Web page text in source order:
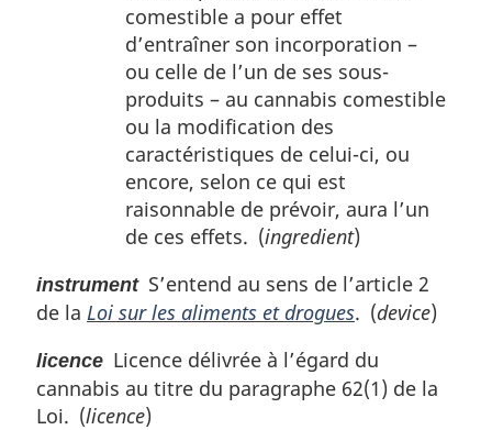
comestible a pour effet
d’entraîner son incorporation –
ou celle de l’un de ses sous-
produits – au cannabis comestible
ou la modification des
caractéristiques de celui-ci, ou
encore, selon ce qui est
raisonnable de prévoir, aura l’un
de ces effets. (ingredient)
instrumentS’entend au sens de l’article 2
de la Loi sur les aliments et drogues. (device)
licence Licence délivrée à l’égard du
cannabis au titre du paragraphe 62(1) de la
Loi. (licence)